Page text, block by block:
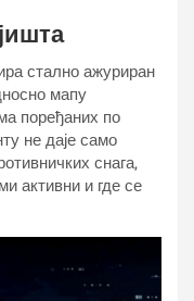
стално ажуриран
мапу
поређаних по
не даје само
снага,
активни и где се